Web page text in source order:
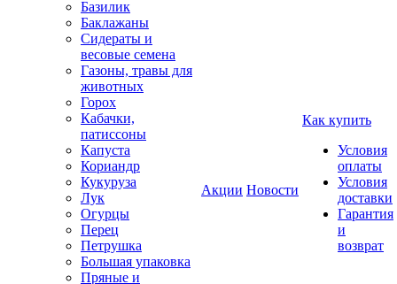
Базилик
Баклажаны
Сидераты и
весовые семена
Газоны, травы для
животных
Горох
Кабачки,
патиссоны
Капуста
Кориандр
Кукуруза
Лук
Огурцы
Перец
Петрушка
Большая упаковка
Пряные и
Акции Новости
Как купить
Условия
оплаты
Условия
доставки
Гарантия
и
возврат